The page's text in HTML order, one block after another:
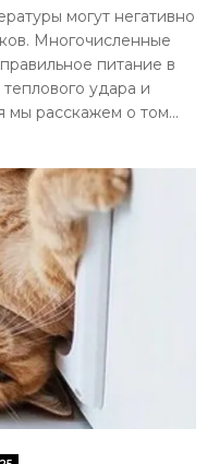
могут негативно
Многочисленные
питание в
удара и
мы расскажем о том...